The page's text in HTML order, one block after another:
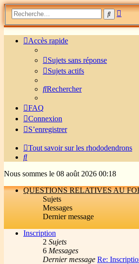
Rechercher
Accès rapide
Sujets sans réponse
Sujets actifs
Rechercher
FAQ
Connexion
S’enregistrer
Tout savoir sur les rhododendrons
Rechercher
Nous sommes le 08 août 2026 00:18
QUESTIONS RELATIVES AU
Sujets
Messages
Dernier message
Inscription
2 Sujets
6 Messages
Dernier message Re: